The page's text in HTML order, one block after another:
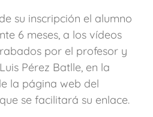
su inscripción el alumno
6 meses, a los vídeos
por el profesor y
Pérez Batlle, en la
la página web del
se facilitará su enlace.